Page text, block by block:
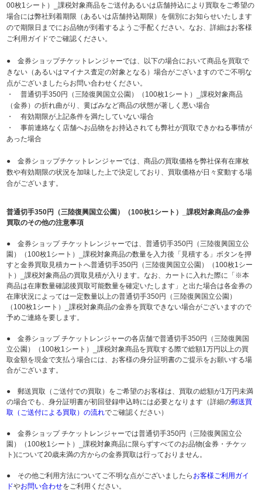
00枚1シート）_課税対象商品をご送付あるいは店舗持込により買取をご希望の
場合には弊社到着期限（あるいは店舗持込期限）を個別にお知らせいたします
ので期限日までにお品物が到着するようご手配ください。なお、詳細はお客様
ご利用ガイドでご確認ください。
● 金券ショップチケットレンジャーでは、以下の場合において商品を買取で
きない（あるいはマイナス査定の対象となる）場合がございますのでご不明な
点がございましたらお問い合わせください。
・ 普通切手350円（三陸復興国立公園）（100枚1シート）_課税対象商品
（金券）の折れ曲がり、黄ばみなど商品の状態が著しく悪い場合
・ 有効期限が上記条件を満たしていない場合
・ 事前連絡なく店舗へお品物をお持込されても弊社が買取できかねる事情が
あった場合
● 金券ショップチケットレンジャーでは、商品の買取価格を弊社保有在庫枚
数や有効期限の状況を加味した上で決定しており、買取価格が日々変動する場
合がございます。
普通切手350円（三陸復興国立公園）（100枚1シート）_課税対象商品の金券
買取のその他の注意事項
● 金券ショップ チケットレンジャーでは、普通切手350円（三陸復興国立公
園）（100枚1シート）_課税対象商品の数量を入力後「見積する」ボタンを押
すと金券買取見積カートへ普通切手350円（三陸復興国立公園）（100枚1シー
ト）_課税対象商品の買取見積が入ります。なお、カートに入れた際に「※本
商品は在庫数量確認後買取可能数量を確定いたします」と出た場合は各金券の
在庫状況によっては一定数量以上の普通切手350円（三陸復興国立公園）
（100枚1シート）_課税対象商品の金券を買取できない場合がございますので
予めご連絡を要します。
● 金券ショップ チケットレンジャーの各店舗で普通切手350円（三陸復興国
立公園）（100枚1シート）_課税対象商品を買取する際で総額1万円以上の買
取金額を現金で支払う場合には、お客様の身分証明書のご提示をお願いする場
合がございます。
● 郵送買取（ご送付での買取）をご希望のお客様は、買取の総額が1万円未満
の場合でも、身分証明書が初回登録申込時には必要となります（詳細の郵送買
取（ご送付による買取）の流れでご確認ください）
● 金券ショップ チケットレンジャーでは普通切手350円（三陸復興国立公
園）（100枚1シート）_課税対象商品に限らずすべてのお品物(金券・チケッ
ト)について20歳未満の方からの金券買取は行っておりません。
● その他ご利用方法についてご不明な点がございましたら お客様ご利用ガイ
ドやお問い合わせをご利用ください。